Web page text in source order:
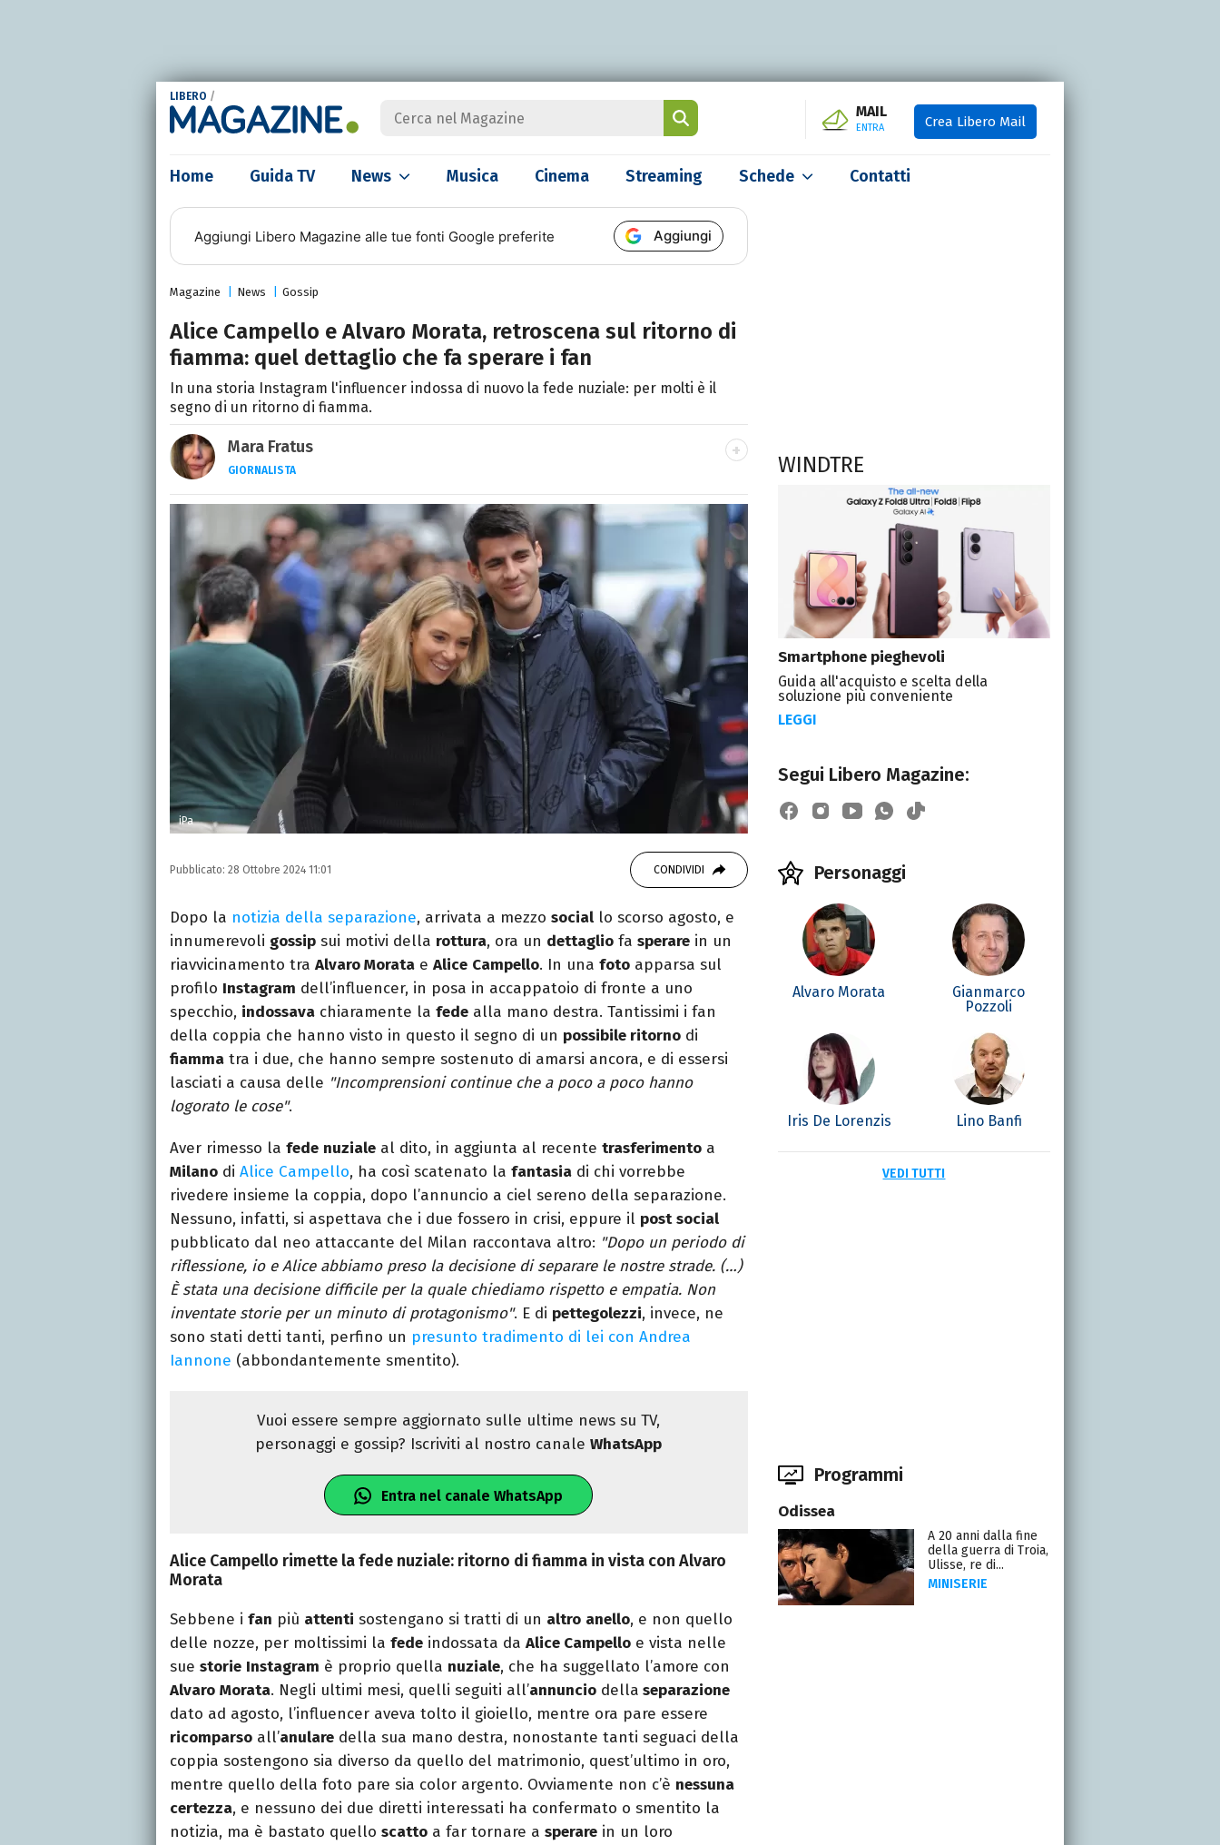
LIBERO /
MAIL
ENTRA Crea Libero Mail
Home Guida TV News Musica Cinema Streaming Schede Contatti
Aggiungi Libero Magazine alle tue fonti Google preferite Aggiungi
Magazine News Gossip
Alice Campello e Alvaro Morata, retroscena sul ritorno di
fiamma: quel dettaglio che fa sperare i fan
In una storia Instagram l'influencer indossa di nuovo la fede nuziale: per molti è il
segno di un ritorno di fiamma.
Mara Fratus
GIORNALISTA
Nella mia vita non possono mancare, il silenzio, il mare e Il Libro
dell'inquietudine sul comodino, insieme a un romanzo di Zafon.
iPa
Pubblicato: 28 Ottobre 2024 11:01 CONDIVIDI
Dopo la notizia della separazione, arrivata a mezzo social lo scorso agosto, e
innumerevoli gossip sui motivi della rottura, ora un dettaglio fa sperare in un
riavvicinamento tra Alvaro Morata e Alice Campello. In una foto apparsa sul
profilo Instagram dell’influencer, in posa in accappatoio di fronte a uno
specchio, indossava chiaramente la fede alla mano destra. Tantissimi i fan
della coppia che hanno visto in questo il segno di un possibile ritorno di
fiamma tra i due, che hanno sempre sostenuto di amarsi ancora, e di essersi
lasciati a causa delle "Incomprensioni continue che a poco a poco hanno
logorato le cose".
Aver rimesso la fede nuziale al dito, in aggiunta al recente trasferimento a
Milano di Alice Campello, ha così scatenato la fantasia di chi vorrebbe
rivedere insieme la coppia, dopo l’annuncio a ciel sereno della separazione.
Nessuno, infatti, si aspettava che i due fossero in crisi, eppure il post social
pubblicato dal neo attaccante del Milan raccontava altro: "Dopo un periodo di
riflessione, io e Alice abbiamo preso la decisione di separare le nostre strade. (…)
È stata una decisione difficile per la quale chiediamo rispetto e empatia. Non
inventate storie per un minuto di protagonismo". E di pettegolezzi, invece, ne
sono stati detti tanti, perfino un presunto tradimento di lei con Andrea
Iannone (abbondantemente smentito).
Vuoi essere sempre aggiornato sulle ultime news su TV,
personaggi e gossip? Iscriviti al nostro canaleWhatsApp
Entra nel canale WhatsApp
Alice Campello rimette la fede nuziale: ritorno di fiamma in vista con Alvaro
Morata
Sebbene i fan più attenti sostengano si tratti di un altro anello, e non quello
delle nozze, per moltissimi la fede indossata da Alice Campello e vista nelle
sue storie Instagram è proprio quella nuziale, che ha suggellato l’amore con
Alvaro Morata. Negli ultimi mesi, quelli seguiti all’annuncio della separazione
dato ad agosto, l’influencer aveva tolto il gioiello, mentre ora pare essere
ricomparso all’anulare della sua mano destra, nonostante tanti seguaci della
coppia sostengono sia diverso da quello del matrimonio, quest’ultimo in oro,
mentre quello della foto pare sia color argento. Ovviamente non c’è nessuna
certezza, e nessuno dei due diretti interessati ha confermato o smentito la
notizia, ma è bastato quello scatto a far tornare a sperare in un loro
WINDTRE
Smartphone pieghevoli
Guida all'acquisto e scelta della
soluzione più conveniente
LEGGI
Segui Libero Magazine:
Personaggi
Alvaro Morata
Gianmarco
Pozzoli
Iris De Lorenzis Lino Banfi
VEDI TUTTI
Programmi
Odissea
A 20 anni dalla fine
della guerra di Troia,
Ulisse, re di...
MINISERIE